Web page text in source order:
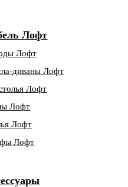
Лофт
Лофт
диваны Лофт
Лофт
Лофт
Лофт
Лофт